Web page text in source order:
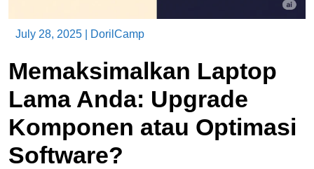
July 28, 2025 DorilCamp
Memaksimalkan Laptop
Lama Anda: Upgrade
Komponen atau Optimasi
Software?